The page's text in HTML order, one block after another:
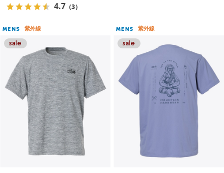
4.7 （3）
MENS 紫外線 MENS 紫外線